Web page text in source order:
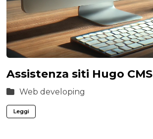
Assistenza siti Hugo CMS
Web developing
Leggi